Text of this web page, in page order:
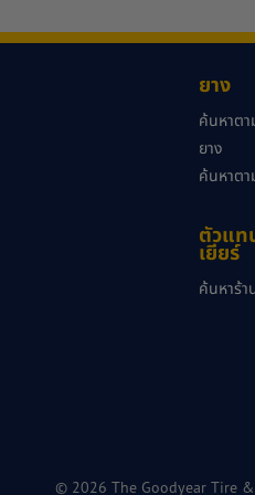
ยาง
ค้นหาตา
ยาง
ค้นหาตา
ตัวแท
เยียร์
ค้นหาร้า
© 2026 The Goodyear Tire